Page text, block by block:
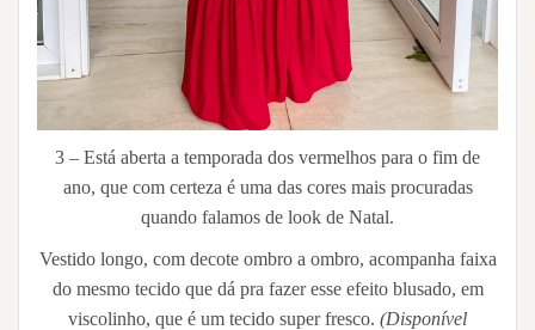
3 – Está aberta a temporada dos vermelhos para o fim de
ano, que com certeza é uma das cores mais procuradas
quando falamos de look de Natal.
Vestido longo, com decote ombro a ombro, acompanha faixa
do mesmo tecido que dá pra fazer esse efeito blusado, em
viscolinho, que é um tecido super fresco. (Disponível